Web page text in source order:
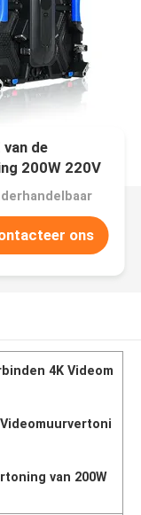
de
200W 220V
ons
4K Videom
Videomuurvertoni
van 200W